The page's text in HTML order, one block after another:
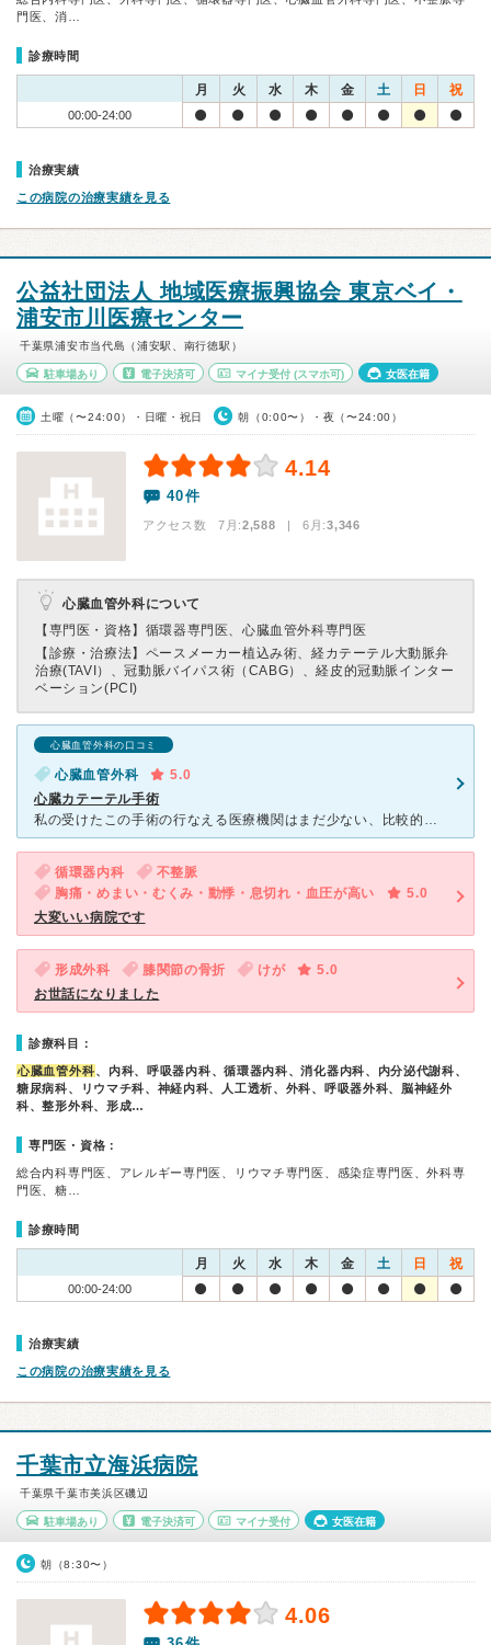
門医、消…
診療時間
月 火 水 木 金 土 日 祝
00:00-24:00
治療実績
この病院の治療実績を見る
公益社団法人 地域医療振興協会 東京ベイ・
浦安市川医療センター
千葉県浦安市当代島（浦安駅、南行徳駅）
駐車場あり 電子決済可 マイナ受付 (スマホ可) 女医在籍
土曜（〜24:00）・日曜・祝日 朝（0:00〜）・夜（〜24:00）
4.14
40件
アクセス数 7月:2,588 | 6月:3,346
心臓血管外科について
【専門医・資格】 循環器専門医、心臓血管外科専門医
【診療・治療法】 ペースメーカー植込み術、経カテーテル大動脈弁
治療(TAVI）、冠動脈バイパス術（CABG）、経皮的冠動脈インター
ベーション(PCI)
心臓血管外科の口コミ
心臓血管外科
5.0
心臓カテーテル手術
私の受けたこの手術の行なえる医療機関はまだ少ない、比較的新しい手法の手術です。 大腿部の動脈からカテーテルで心臓内部まで人工弁を運んで留置する、信じられないような手術ですが、何とこの手術、麻酔の準備
循環器内科
不整脈
胸痛・めまい・むくみ・動悸・息切れ・血圧が高い
5.0
大変いい病院です
形成外科 膝関節の骨折 けが
5.0
お世話になりました
診療科目：
心臓血管外科、内科、呼吸器内科、循環器内科、消化器内科、内分泌代謝科、
糖尿病科、リウマチ科、神経内科、人工透析、外科、呼吸器外科、脳神経外
科、整形外科、形成…
専門医・資格：
総合内科専門医、アレルギー専門医、リウマチ専門医、感染症専門医、外科専
門医、糖…
診療時間
月 火 水 木 金 土 日 祝
00:00-24:00
治療実績
この病院の治療実績を見る
千葉市立海浜病院
千葉県千葉市美浜区磯辺
駐車場あり 電子決済可 マイナ受付 女医在籍
朝（8:30〜）
4.06